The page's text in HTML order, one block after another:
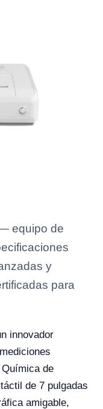
equipo de
y
para
innovador
de
de 7 pulgadas
amigable,